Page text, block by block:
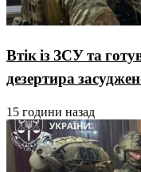
Втік із ЗСУ та
дезертира
15 години назад